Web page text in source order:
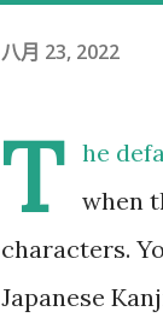
八月 23, 2022
T
he
when
characters.
Japanese